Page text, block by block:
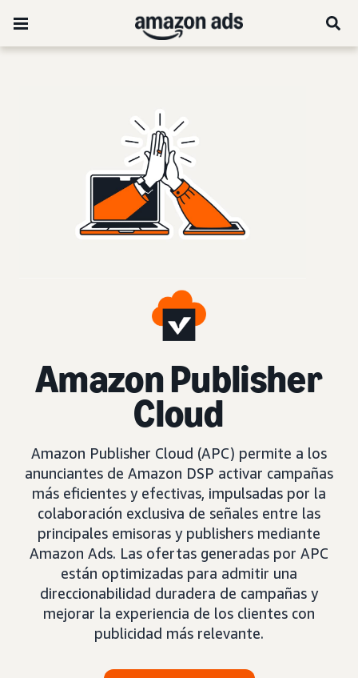
Amazon Publisher
Cloud
Amazon Publisher Cloud (APC) permite a los
anunciantes de Amazon DSP activar campañas
más eficientes y efectivas, impulsadas por la
colaboración exclusiva de señales entre las
principales emisoras y publishers mediante
Amazon Ads. Las ofertas generadas por APC
están optimizadas para admitir una
direccionabilidad duradera de campañas y
mejorar la experiencia de los clientes con
publicidad más relevante.